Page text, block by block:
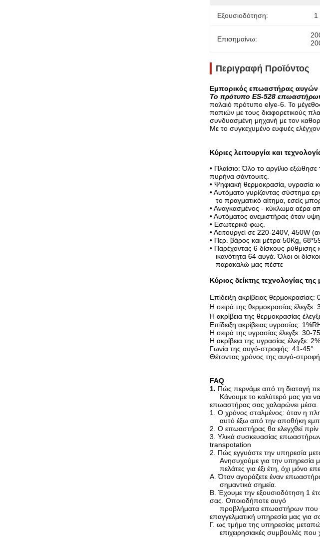
Εξουσιοδότηση: 1
Επισημαίνω:
Περιγραφή Προϊόντος
Εμπορικός επωαστήρας αυγών
Το πρότυπο ES-528
παλαιό πρότυπο elye-6. Το
παπιών με τους διαφορετικούς
συνδυασμένη μηχανή με τον
Με το συγκεχυμένο ευφυές
Κύριες λειτουργία και
• Πλαίσιο: Όλο το αργίλιο
πυρήνα σάντουιτς.
• Ψηφιακή θερμοκρασία, υγρασία
•Αυτόματο γυρίζοντας σύστημα
το πραγματικό αίτημα, εσείς
•Αναγκασμένος - κύκλωμα αέρα
•Αυτόματος ανεμιστήρας όταν
• Εσωτερικό φως.
•Λειτουργεί σε 220-240V, 450W
• Περ. βάρος και μέτρα 50Kg,
• Παρέχοντας 6 δίσκους ρύθμισης
ικανότητα 64 αυγά. Όλοι οι
παρακαλώ μας πέστε
Κύριος δείκτης τεχνολογίας
Επίδειξη ακρίβειας
Η σειρά της θερμοκρασίας
Η ακρίβεια της θερμοκρασίας
Επίδειξη ακρίβειας υγρασίας:
Η σειρά της υγρασίας έλεγξε: 30-
Η ακρίβεια της υγρασίας έλεγξε:
Γωνία της αυγό-στροφής: 41-45°
Θέτοντας χρόνος της αυγό-
FAQ
1. Πώς περνάμε από τη διαταγή
Κάνουμε το καλύτερό μας για να
επωαστήρας σας χαλαρώνει μέσα.
1. Ο χρόνος σταλμένος: όταν η
αυτό έξω από την αποθήκη
2. Ο επωαστήρας θα ελεγχθεί πρίν
3. Υλικά συσκευασίας
transpotation
2. Πώς εγγυάστε την υπηρεσία
Ανησυχούμε για την υπηρεσία
πελάτες για έξι έτη, όχι μόνο
Α. Όταν αγοράζετε έναν
σημαντικά σημεία.
Β. Έχουμε την εξουσιοδότηση 1
σας. Οποιοδήποτε αυγό
προβλήματα επωαστήρων που
επαγγελματική υπηρεσία μας για
Γ. ως τμήμα της υπηρεσίας
επιχειρησιακές συμβουλές που